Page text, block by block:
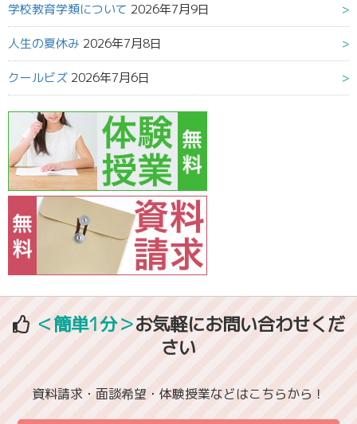
学校教育学類について 2026年7月9日
人生の夏休み 2026年7月8日
クールビズ 2026年7月6日
＜簡単1分＞お気軽にお問い合わせくだ
さい
資料請求・面談希望・体験授業などはこちらから！